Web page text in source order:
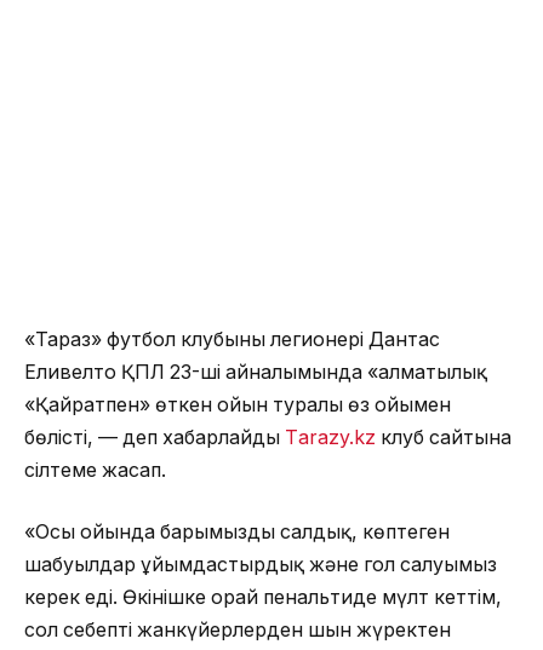
«Тараз» футбол клубының легионері Дантас
Еливелто ҚПЛ 23-ші айналымында «алматылық
«Қайратпен» өткен ойын туралы өз ойымен
бөлісті, — деп хабарлайды Тarazy.kz клуб сайтына
сілтеме жасап.
«Осы ойында барымызды салдық, көптеген
шабуылдар ұйымдастырдық және гол салуымыз
керек еді. Өкінішке орай пенальтиде мүлт кеттім,
сол себепті жанкүйерлерден шын жүректен